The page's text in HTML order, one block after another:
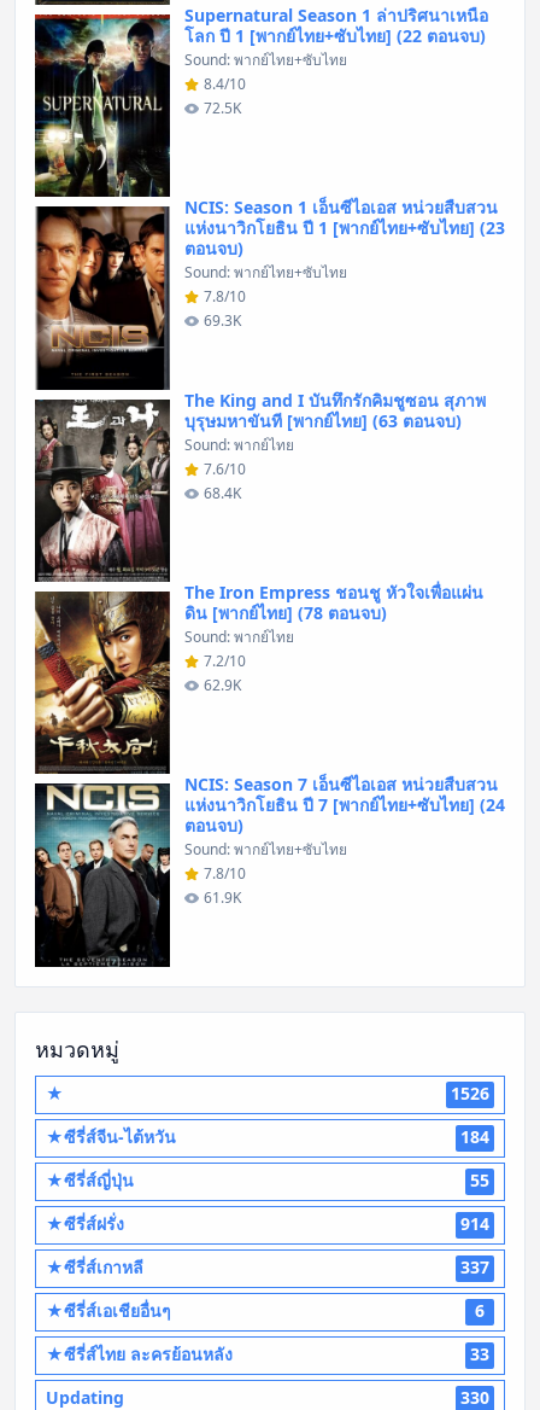
Supernatural Season 1 ล่าปริศนาเหนือ
โลก ปี 1 [พากย์ไทย+ซับไทย] (22 ตอนจบ)
Sound: พากย์ไทย+ซับไทย
8.4/10
72.5K
NCIS: Season 1 เอ็นซีไอเอส หน่วยสืบสวน
แห่งนาวิกโยธิน ปี 1 [พากย์ไทย+ซับไทย] (23
ตอนจบ)
Sound: พากย์ไทย+ซับไทย
7.8/10
69.3K
The King and I บันทึกรักคิมชูซอน สุภาพ
บุรุษมหาขันที [พากย์ไทย] (63 ตอนจบ)
Sound: พากย์ไทย
7.6/10
68.4K
The Iron Empress ชอนชู หัวใจเพื่อแผ่น
ดิน [พากย์ไทย] (78 ตอนจบ)
Sound: พากย์ไทย
7.2/10
62.9K
NCIS: Season 7 เอ็นซีไอเอส หน่วยสืบสวน
แห่งนาวิกโยธิน ปี 7 [พากย์ไทย+ซับไทย] (24
ตอนจบ)
Sound: พากย์ไทย+ซับไทย
7.8/10
61.9K
หมวดหมู่
★
1526
★ซีรี่ส์จีน-ไต้หวัน
184
★ซีรี่ส์ญี่ปุ่น
55
★ซีรี่ส์ฝรั่ง
914
★ซีรี่ส์เกาหลี
337
★ซีรี่ส์เอเชียอื่นๆ
6
★ซีรี่ส์ไทย ละครย้อนหลัง
33
Updating
330